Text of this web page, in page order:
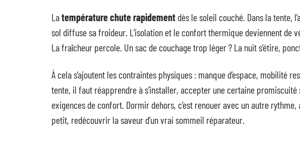
Latempérature chute rapidement dès le soleil couché. Dans la tente,
sol diffuse sa froideur. L’isolation et le confort thermique deviennent de
La fraîcheur percole. Un sac de couchage trop léger ? La nuit s’étire,
À cela s’ajoutent les contraintes physiques : manque d’espace, mobilité
tente, il faut réapprendre à s’installer, accepter une certaine
exigences de confort. Dormir dehors, c’est renouer avec un autre
petit, redécouvrir la saveur d’un vrai sommeil réparateur.